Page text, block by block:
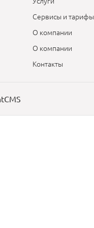
Сервисы и тарифы
О компании
О компании
Контакты